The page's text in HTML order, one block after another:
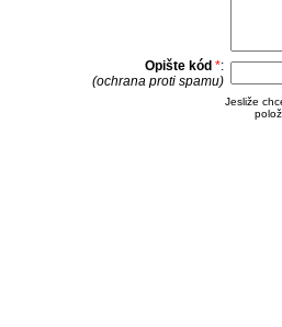
Opište kód *:
(ochrana proti spamu)
Jesliže